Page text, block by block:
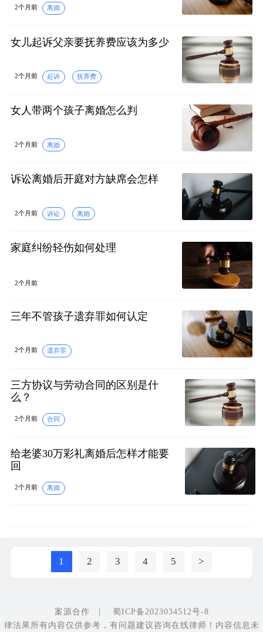
2个月前 离婚
女儿起诉父亲要抚养费应该为多少
2个月前 起诉 抚养费
女人带两个孩子离婚怎么判
2个月前 离婚
诉讼离婚后开庭对方缺席会怎样
2个月前 诉讼 离婚
家庭纠纷轻伤如何处理
2个月前
三年不管孩子遗弃罪如何认定
2个月前 遗弃罪
三方协议与劳动合同的区别是什
么？
2个月前 合同
给老婆30万彩礼离婚后怎样才能要
回
2个月前 离婚
1 2 3 4 5 >
案源合作 | 蜀ICP备2023034512号-8
律法果所有内容仅供参考，有问题建议咨询在线律师！内容信息未